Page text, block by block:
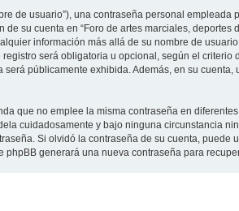
de usuario”), una contraseña personal empleada
su cuenta en “Foro de artes marciales, deportes
información más allá de su nombre de
será obligatoria u opcional, según el criterio
públicamente exhibida. Además, en su
que no emplee la misma contraseña en
cuidadosamente y bajo ninguna circunstancia
Si olvidó la contraseña de su cuenta, puede
generará una nueva contraseña para